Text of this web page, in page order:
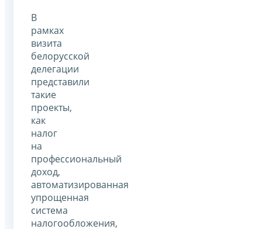
В
рамках
визита
белорусской
делегации
представили
такие
проекты,
как
налог
на
профессиональный
доход,
автоматизированная
упрощенная
система
налогообложения,